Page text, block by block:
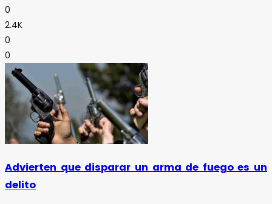
0
2.4K
0
0
Advierten que disparar un arma de fuego es un
delito